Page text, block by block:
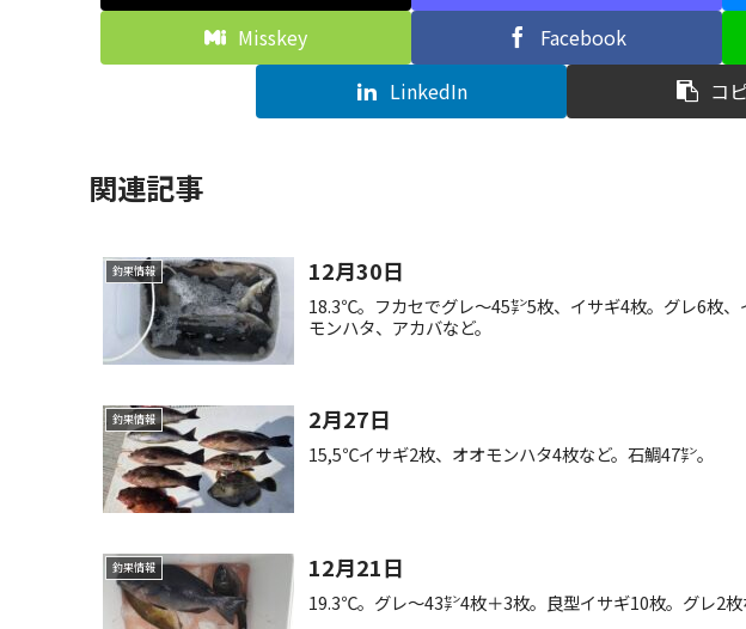
Misskey
Facebook
LinkedIn
コ
関連記事
釣果情報 12月30日
18.3℃。フカセでグレ〜45㌢5枚、イサギ4枚。グレ6枚、
モンハタ、アカバなど。
釣果情報 2月27日
15,5℃イサギ2枚、オオモンハタ4枚など。石鯛47㌢。
釣果情報 12月21日
19.3℃。グレ〜43㌢4枚＋3枚。良型イサギ10枚。グレ2枚